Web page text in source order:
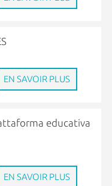
EN SAVOIR PLUS
educativa
EN SAVOIR PLUS